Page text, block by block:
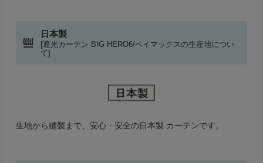
日本製
[遮光カーテン BIG HERO6/ベイマックスの生産地につい
て]
生地から縫製まで、安心・安全の日本製 カーテンです。